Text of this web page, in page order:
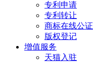
专利申请
专利转让
商标在线公证
版权登记
增值服务
天猫入驻